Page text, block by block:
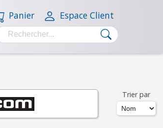
Panier Espace Client
Trier par